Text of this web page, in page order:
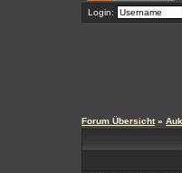
Login:
Forum Übersicht»